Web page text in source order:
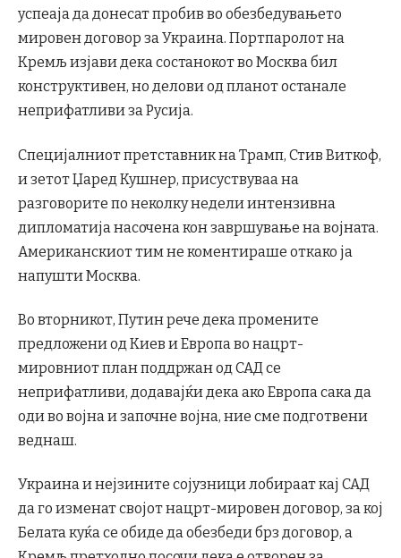
успеаја да донесат пробив во обезбедувањето
мировен договор за Украина. Портпаролот на
Кремљ изјави дека состанокот во Москва бил
конструктивен, но делови од планот останале
неприфатливи за Русија.
Специјалниот претставник на Трамп, Стив Виткоф,
и зетот Џаред Кушнер, присуствуваа на
разговорите по неколку недели интензивна
дипломатија насочена кон завршување на војната.
Американскиот тим не коментираше откако ја
напушти Москва.
Во вторникот, Путин рече дека промените
предложени од Киев и Европа во нацрт-
мировниот план поддржан од САД се
неприфатливи, додавајќи дека ако Европа сака да
оди во војна и започне војна, ние сме подготвени
веднаш.
Украина и нејзините сојузници лобираат кај САД
да го изменат својот нацрт-мировен договор, за кој
Белата куќа се обиде да обезбеди брз договор, а